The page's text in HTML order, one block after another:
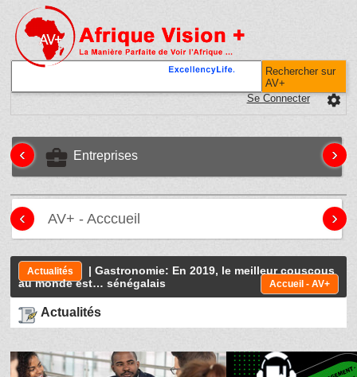
Rechercher sur
AV+
settings
Se Connecter
business_center Entreprises
‹ ›
AV+ - Acccueil
‹ ›
Actualités
| Gastronomie: En 2019, le meilleur couscous
au monde est… sénégalais
Accueil - AV+
Actualités